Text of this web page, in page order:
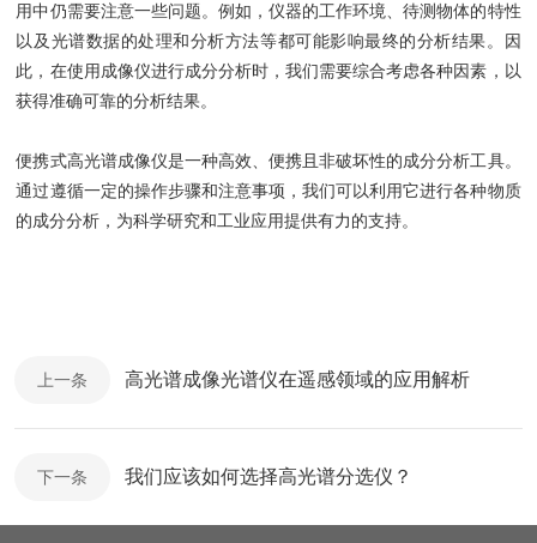
用中仍需要注意一些问题。例如，仪器的工作环境、待测物体的特性
以及光谱数据的处理和分析方法等都可能影响最终的分析结果。因
此，在使用成像仪进行成分分析时，我们需要综合考虑各种因素，以
获得准确可靠的分析结果。
便携式高光谱成像仪是一种高效、便携且非破坏性的成分分析工具。
通过遵循一定的操作步骤和注意事项，我们可以利用它进行各种物质
的成分分析，为科学研究和工业应用提供有力的支持。
上一条 高光谱成像光谱仪在遥感领域的应用解析
下一条 我们应该如何选择高光谱分选仪？